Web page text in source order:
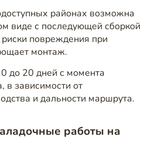
районах возможна
виде с последующей сборкой
повреждения при
монтаж.
до 20 дней с момента
в зависимости от
и дальности маршрута.
работы на